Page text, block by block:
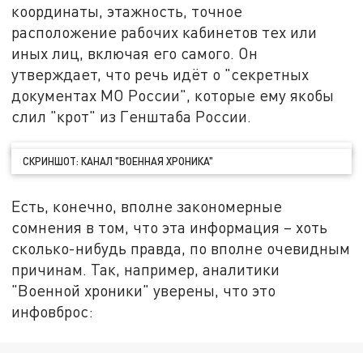
координаты, этажность, точное
расположение рабочих кабинетов тех или
иных лиц, включая его самого. Он
утверждает, что речь идёт о "секретных
документах МО России", которые ему якобы
слил "крот" из Генштаба России.
СКРИНШОТ: КАНАЛ "ВОЕННАЯ ХРОНИКА"
Есть, конечно, вполне закономерные
сомнения в том, что эта информация – хоть
сколько-нибудь правда, по вполне очевидным
причинам. Так, например, аналитики
"Военной хроники" уверены, что это
инфовброс: